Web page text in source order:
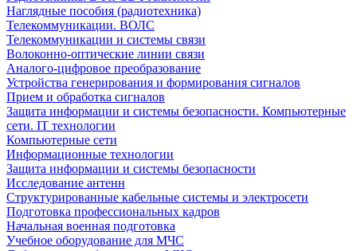
Наглядные пособия (радиотехника)
Телекоммуникации. ВОЛС
Телекоммуникации и системы связи
Волоконно-оптические линии связи
Аналого-цифровое преобразование
Устройства генерирования и формирования сигналов
Прием и обработка сигналов
Защита информации и системы безопасности. Компьютерные
сети. IT технологии
Компьютерные сети
Информационные технологии
Защита информации и системы безопасности
Исследование антенн
Структурированные кабельные системы и электросети
Подготовка профессиональных кадров
Начальная военная подготовка
Учебное оборудование для МЧС